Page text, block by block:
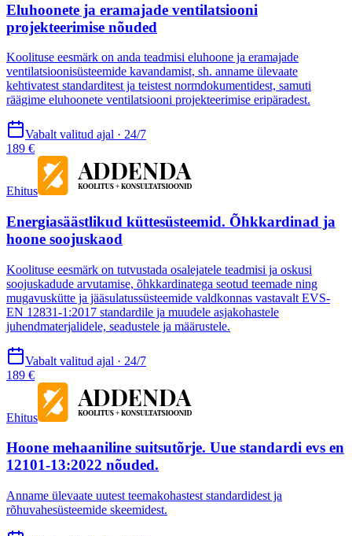
Eluhoonete ja eramajade ventilatsiooni
projekteerimise nõuded
Koolituse eesmärk on anda teadmisi eluhoone ja eramajade
ventilatsioonisüsteemide kavandamist, sh. anname ülevaate
kehtivatest standarditest ja teistest normdokumentidest, samuti
räägime eluhoonete ventilatsiooni projekteerimise eripäradest.
Vabalt valitud ajal · 24/7
189 €
Ehitus
Energiasäästlikud küttesüsteemid. Õhkkardinad ja
hoone soojuskaod
Koolituse eesmärk on tutvustada osalejatele teadmisi ja oskusi
soojuskadude arvutamise, õhkkardinatega seotud teemade ning
mugavuskütte ja jääsulatussüsteemide valdkonnas vastavalt EVS-
EN 12831-1:2017 standardile ja muudele asjakohastele
juhendmaterjalidele, seadustele ja määrustele.
Vabalt valitud ajal · 24/7
189 €
Ehitus
Hoone mehaaniline suitsutõrje. Uue standardi evs en
12101-13:2022 nõuded.
Anname ülevaate uutest teemakohastest standardidest ja
rõhuvahesüsteemide skeemidest.